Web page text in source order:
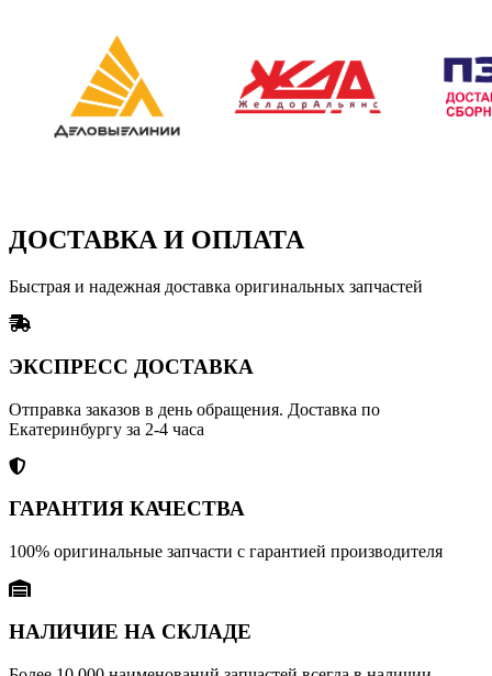
ДОСТАВКА И ОПЛАТА
Быстрая и надежная доставка оригинальных запчастей
ЭКСПРЕСС ДОСТАВКА
Отправка заказов в день обращения. Доставка по
Екатеринбургу за 2-4 часа
ГАРАНТИЯ КАЧЕСТВА
100% оригинальные запчасти с гарантией производителя
НАЛИЧИЕ НА СКЛАДЕ